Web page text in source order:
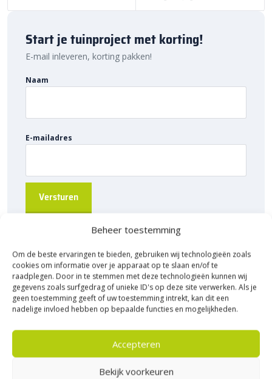
Beheer toestemming
Om de beste ervaringen te bieden, gebruiken wij technologieën zoals
cookies om informatie over je apparaat op te slaan en/of te
raadplegen. Door in te stemmen met deze technologieën kunnen wij
gegevens zoals surfgedrag of unieke ID's op deze site verwerken. Als je
geen toestemming geeft of uw toestemming intrekt, kan dit een
nadelige invloed hebben op bepaalde functies en mogelijkheden.
Accepteren
Bekijk voorkeuren
Sierbestratingsmarkt.com.
Start je tuinproject met korting!
E-mail inleveren, korting pakken!
Naam
E-mailadres